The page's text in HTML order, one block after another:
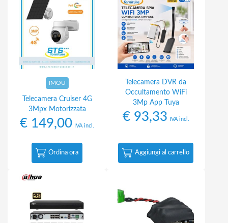
IMOU
Telecamera Cruiser 4G
3Mpx Motorizzata
€ 149,00 IVA incl.
Ordina ora
Telecamera DVR da
Occultamento WiFi
3Mp App Tuya
€93,33 IVA incl.
Aggiungi al carrello